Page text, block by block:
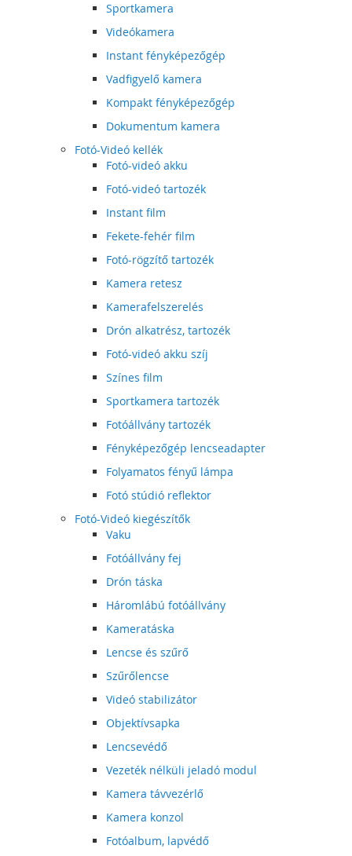
Sportkamera
Videókamera
Instant fényképezőgép
Vadfigyelő kamera
Kompakt fényképezőgép
Dokumentum kamera
Fotó-Videó kellék
Fotó-videó akku
Fotó-videó tartozék
Instant film
Fekete-fehér film
Fotó-rögzítő tartozék
Kamera retesz
Kamerafelszerelés
Drón alkatrész, tartozék
Fotó-videó akku szíj
Színes film
Sportkamera tartozék
Fotóállvány tartozék
Fényképezőgép lencseadapter
Folyamatos fényű lámpa
Fotó stúdió reflektor
Fotó-Videó kiegészítők
Vaku
Fotóállvány fej
Drón táska
Háromlábú fotóállvány
Kameratáska
Lencse és szűrő
Szűrőlencse
Videó stabilizátor
Objektívsapka
Lencsevédő
Vezeték nélküli jeladó modul
Kamera távvezérlő
Kamera konzol
Fotóalbum, lapvédő